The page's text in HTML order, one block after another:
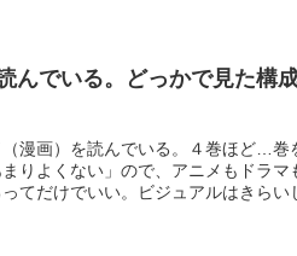
んでいる。どっかで見た構
漫画）を読んでいる。４巻ほど…巻
りよくない」ので、アニメもドラマ
てだけでいい。ビジュアルはきらい